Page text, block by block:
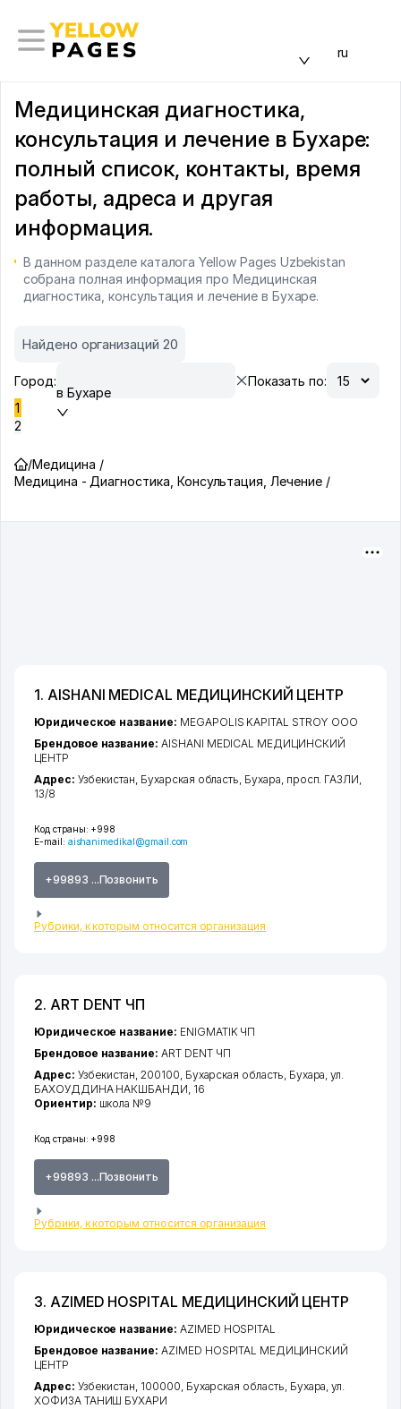
ru
Медицинская диагностика,
консультация и лечение в Бухаре:
полный список, контакты, время
работы, адреса и другая
информация.
В данном разделе каталога Yellow Pages Uzbekistan
собрана полная информация про Медицинская
диагностика, консультация и лечение в Бухаре.
Найдено организаций 20
Город:
в Бухаре
Показать по:
1
2
/Медицина /
Медицина - Диагностика, Консультация, Лечение /
1. AISHANI MEDICAL МЕДИЦИНСКИЙ ЦЕНТР
Код страны: +998
E-mail: aishanimedikal@gmail.com
+99893 ...Позвонить
Рубрики, к которым относится организация
Юридическое название: MEGAPOLIS KAPITAL STROY ООО
Брендовое название: AISHANI MEDICAL МЕДИЦИНСКИЙ
ЦЕНТР
Адрес: Узбекистан, Бухарская область, Бухара, просп. ГАЗЛИ,
13/8
2. ART DENT ЧП
Код страны: +998
+99893 ...Позвонить
Рубрики, к которым относится организация
Юридическое название: ENIGMATIK ЧП
Брендовое название: ART DENT ЧП
Адрес: Узбекистан, 200100, Бухарская область, Бухара,ул.
БАХОУДДИНА НАКШБАНДИ, 16
Ориентир: школа №9
3. AZIMED HOSPITAL МЕДИЦИНСКИЙ ЦЕНТР
Юридическое название: AZIMED HOSPITAL
Брендовое название: AZIMED HOSPITAL МЕДИЦИНСКИЙ
ЦЕНТР
Адрес: Узбекистан, 100000, Бухарская область, Бухара,ул.
ХОФИЗА ТАНИШ БУХАРИ